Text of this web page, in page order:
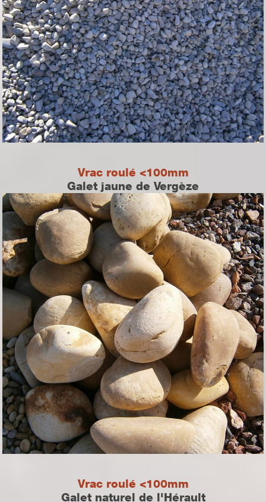
Vrac roulé <100mm
Galet jaune de Vergèze
Vrac roulé <100mm
Galet naturel de l'Hérault